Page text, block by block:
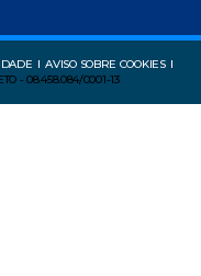
AVISO SOBRE COOKIES
- 08.458.084/0001-13